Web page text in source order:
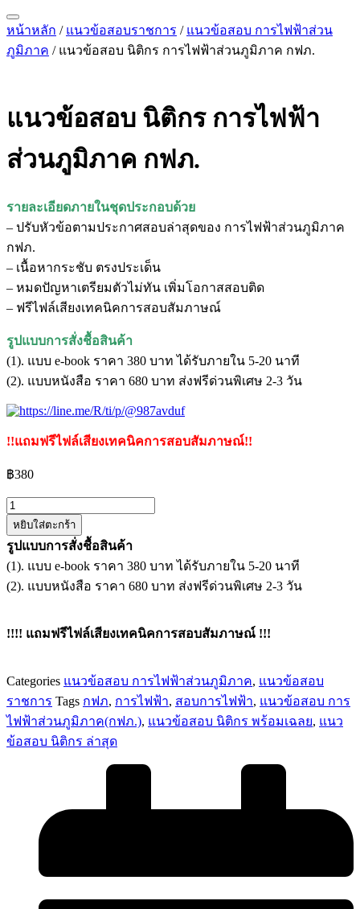
หน้าหลัก / แนวข้อสอบราชการ / แนวข้อสอบ การไฟฟ้าส่วน
ภูมิภาค / แนวข้อสอบ นิติกร การไฟฟ้าส่วนภูมิภาค กฟภ.
แนวข้อสอบ นิติกร การไฟฟ้า
ส่วนภูมิภาค กฟภ.
รายละเอียดภายในชุดประกอบด้วย
– ปรับหัวข้อตามประกาศสอบล่าสุดของ การไฟฟ้าส่วนภูมิภาค
กฟภ.
– เนื้อหากระชับ ตรงประเด็น
– หมดปัญหาเตรียมตัวไม่ทัน เพิ่มโอกาสสอบติด
– ฟรีไฟล์เสียงเทคนิคการสอบสัมภาษณ์
รูปแบบการสั่งชื้อสินค้า
(1). แบบ e-book ราคา 380 บาท ได้รับภายใน 5-20 นาที
(2). แบบหนังสือ ราคา 680 บาท ส่งฟรีด่วนพิเศษ 2-3 วัน
!!แถมฟรีไฟล์เสียงเทคนิคการสอบสัมภาษณ์!!
฿380
จำนวน
แนว
ข้อสอบ
นิติกร
การ
ส่วน
ชิ้น
หยิบใส่ตะกร้า
รูปแบบการสั่งชื้อสินค้า
(1). แบบ e-book ราคา 380 บาท ได้รับภายใน 5-20 นาที
(2). แบบหนังสือ ราคา 680 บาท ส่งฟรีด่วนพิเศษ 2-3 วัน
!!!! แถมฟรีไฟล์เสียงเทคนิคการสอบสัมภาษณ์ !!!
Categories แนวข้อสอบ การไฟฟ้าส่วนภูมิภาค, แนวข้อสอบ
ราชการ Tags กฟภ, การไฟฟ้า, สอบการไฟฟ้า, แนวข้อสอบ การ
ไฟฟ้าส่วนภูมิภาค(กฟภ.), แนวข้อสอบ นิติกร พร้อมเฉลย, แนว
ข้อสอบ นิติกร ล่าสุด